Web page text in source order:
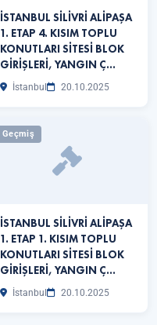
İSTANBUL SİLİVRİ ALİPAŞA
1. ETAP 4. KISIM TOPLU
KONUTLARI SİTESİ BLOK
GİRİŞLERİ, YANGIN Ç…
İstanbul 20.10.2025
Geçmiş
İSTANBUL SİLİVRİ ALİPAŞA
1. ETAP 1. KISIM TOPLU
KONUTLARI SİTESİ BLOK
GİRİŞLERİ, YANGIN Ç…
İstanbul 20.10.2025